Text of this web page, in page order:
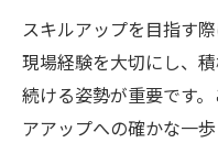
スキルアップを目指す
現場経験を大切にし、
続ける姿勢が重要です
アアップへの確かな一歩